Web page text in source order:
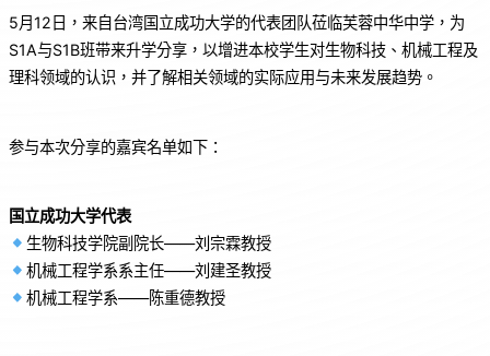
5月12日，来自台湾国立成功大学的代表团队莅临芙蓉中华中学，为
S1A与S1B班带来升学分享，以增进本校学生对生物科技、机械工程及
理科领域的认识，并了解相关领域的实际应用与未来发展趋势。
参与本次分享的嘉宾名单如下：
国立成功大学代表
生物科技学院副院长——刘宗霖教授
机械工程学系系主任——刘建圣教授
机械工程学系——陈重德教授